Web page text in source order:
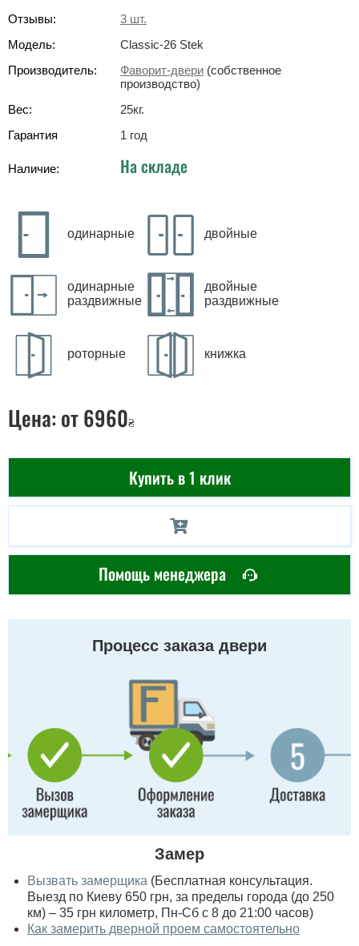
Отзывы:
3 шт.
Модель:
Classic-26 Stek
Производитель:
Фаворит-двери (собственное
производство)
Вес:
25кг.
Гарантия
1 год
Наличие: На складе
одинарные двойные
одинарные
раздвижные
двойные
раздвижные
роторные книжка
Цена: от 6960₴
Купить в 1 клик
Помощь менеджера
Процесс заказа двери
Замер
Вызвать замерщика (Бесплатная консультация.
Выезд по Киеву 650 грн, за пределы города (до 250
км) – 35 грн километр, Пн-Сб с 8 до 21:00 часов)
Как замерить дверной проем самостоятельно